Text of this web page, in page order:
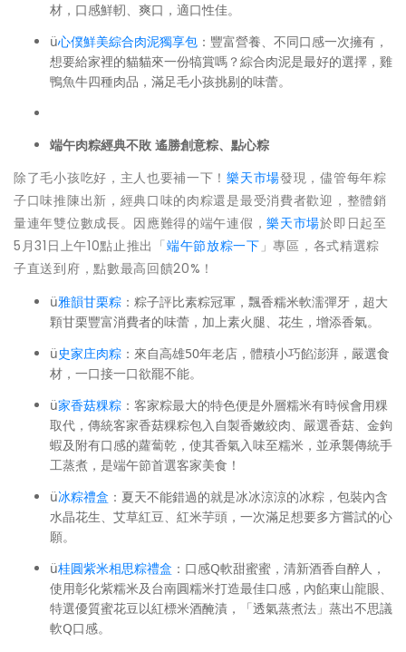
材，口感鮮軔、爽口，適口性佳。
ü心僕鮮美綜合肉泥獨享包 ：豐富營養、不同口感一次擁有，
想要給家裡的貓貓來一份犒賞嗎？綜合肉泥是最好的選擇，雞
鴨魚牛四種肉品，滿足毛小孩挑剔的味蕾。
端午肉粽經典不敗 遙勝創意粽、點心粽
除了毛小孩吃好，主人也要補一下！樂天市場發現，儘管每年粽
子口味推陳出新，經典口味的肉粽還是最受消費者歡迎，整體銷
量連年雙位數成長。因應難得的端午連假，樂天市場於即日起至
5月31日上午10點止推出「端午節放粽一下」專區，各式精選粽
子直送到府，點數最高回饋20%！
ü雅韻甘栗粽 ：粽子評比素粽冠軍，飄香糯米軟濡彈牙，超大
顆甘栗豐富消費者的味蕾，加上素火腿、花生，增添香氣。
ü史家庄肉粽 ：來自高雄50年老店，體積小巧餡澎湃，嚴選食
材，一口接一口欲罷不能。
ü家香菇粿粽 ：客家粽最大的特色便是外層糯米有時候會用粿
取代，傳統客家香菇粿粽包入自製香嫩絞肉、嚴選香菇、金鉤
蝦及附有口感的蘿蔔乾，使其香氣入味至糯米，並承襲傳統手
工蒸煮，是端午節首選客家美食！
ü冰粽禮盒 ：夏天不能錯過的就是冰冰涼涼的冰粽，包裝內含
水晶花生、艾草紅豆、紅米芋頭，一次滿足想要多方嘗試的心
願。
ü桂圓紫米相思粽禮盒 ：口感Q軟甜蜜蜜，清新酒香自醉人，
使用彰化紫糯米及台南圓糯米打造最佳口感，內餡東山龍眼、
特選優質蜜花豆以紅標米酒醃漬，「透氣蒸煮法」蒸出不思議
軟Q口感。